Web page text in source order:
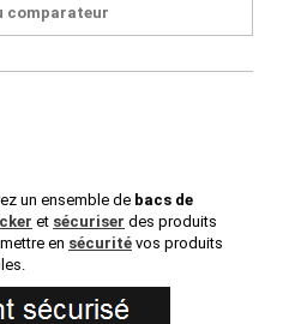
comparateur
un ensemble de bacs de
et sécuriser des produits
en sécurité vos produits